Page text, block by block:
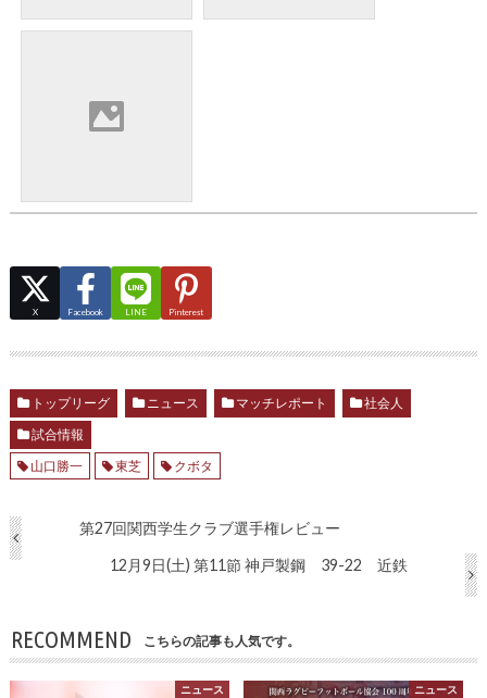
X Facebook LINE Pinterest
トップリーグ ニュース マッチレポート
社会人
試合情報
山口勝一
東芝 クボタ
第27回関西学生クラブ選手権レビュー
12月9日(土) 第11節 神戸製鋼 39-22 近鉄
RECOMMEND こちらの記事も人気です。
ニュース ニュース